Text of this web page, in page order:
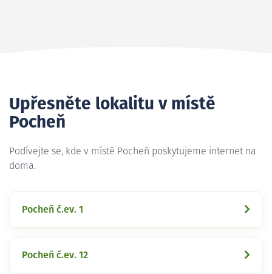
Upřesněte lokalitu v místě
Pocheň
Podívejte se, kde v místě Pocheň poskytujeme internet na
doma.
Pocheň č.ev. 1
Pocheň č.ev. 12